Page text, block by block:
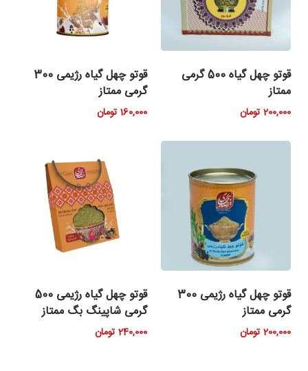
قوتو چهل گیاه 500 گرمی
ممتاز
200,000 تومان
قوتو چهل گیاه رژیمی 300
گرمی ممتاز
160,000 تومان
قوتو چهل گیاه رژیمی 300
گرمی ممتاز
200,000 تومان
قوتو چهل گیاه رژیمی 500
گرمی شاپینگ بگ ممتاز
240,000 تومان